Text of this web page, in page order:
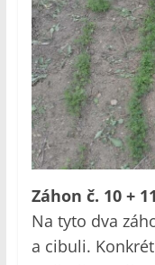
Záhon č. 10 + 11
Na tyto dva
a cibuli.